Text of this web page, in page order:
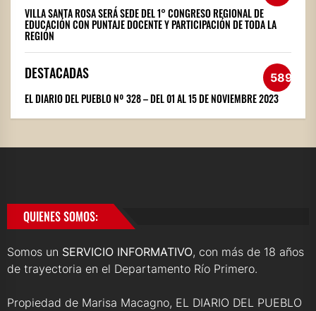
VILLA SANTA ROSA SERÁ SEDE DEL 1° CONGRESO REGIONAL DE
EDUCACIÓN CON PUNTAJE DOCENTE Y PARTICIPACIÓN DE TODA LA
REGIÓN
DESTACADAS 589
EL DIARIO DEL PUEBLO Nº 328 – DEL 01 AL 15 DE NOVIEMBRE 2023
QUIENES SOMOS:
Somos un SERVICIO INFORMATIVO, con más de 18 años
de trayectoria en el Departamento Río Primero.
Propiedad de Marisa Macagno, EL DIARIO DEL PUEBLO